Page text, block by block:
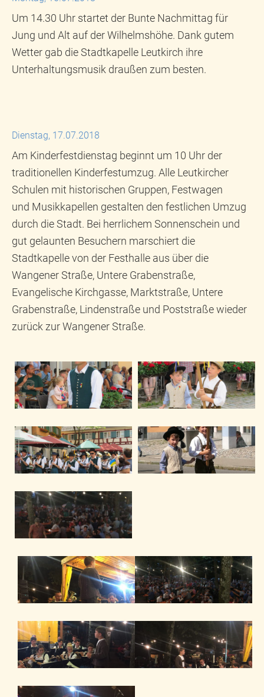
Um 14.30 Uhr startet der Bunte Nachmittag für
Jung und Alt auf der Wilhelmshöhe. Dank gutem
Wetter gab die Stadtkapelle Leutkirch ihre
Unterhaltungsmusik draußen zum besten.
Dienstag, 17.07.2018
Am Kinderfestdienstag beginnt um 10 Uhr der
traditionellen Kinderfestumzug. Alle Leutkircher
Schulen mit historischen Gruppen, Festwagen
und Musikkapellen gestalten den festlichen Umzug
durch die Stadt. Bei herrlichem Sonnenschein und
gut gelaunten Besuchern marschiert die
Stadtkapelle von der Festhalle aus über die
Wangener Straße, Untere Grabenstraße,
Evangelische Kirchgasse, Marktstraße, Untere
Grabenstraße, Lindenstraße und Poststraße wieder
zurück zur Wangener Straße.